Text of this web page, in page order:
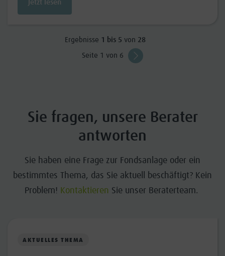
Jetzt lesen
Ergebnisse 1 bis 5 von 28
Seite 1 von 6
Sie fragen, unsere Berater
antworten
Sie haben eine Frage zur Fondsanlage oder ein
bestimmtes Thema, das Sie aktuell beschäftigt? Kein
Problem! Kontaktieren Sie unser Beraterteam.
AKTUELLES THEMA